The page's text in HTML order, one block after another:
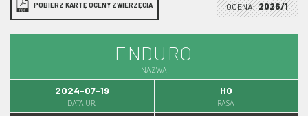
POBIERZ KARTĘ OCENY ZWIERZĘCIA OCENA: 2026/1
ENDURO
NAZWA
2024-07-19
DATA UR.
HO
RASA